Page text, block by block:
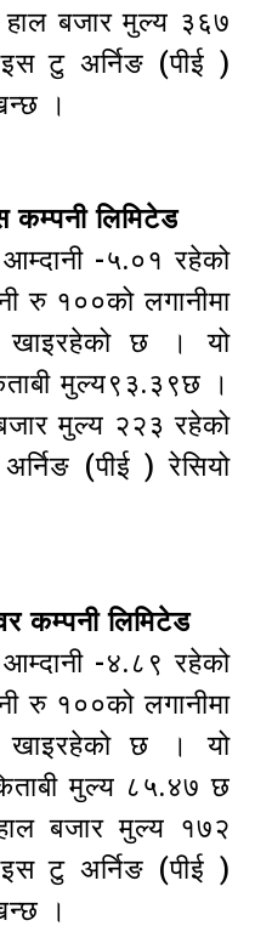
बजार मुल्य ३६७
टु अर्निङ (पीई )
।
कम्पनी लिमिटेड
-५.०१ रहेको
रु १००को लगानीमा
खाइरहेको छ । यो
मुल्य९३.३९छ ।
मुल्य २२३ रहेको
(पीई ) रेसियो
कम्पनी लिमिटेड
-४.८९ रहेको
रु १००को लगानीमा
खाइरहेको छ । यो
मुल्य ८५.४७ छ
बजार मुल्य १७२
टु अर्निङ (पीई )
।